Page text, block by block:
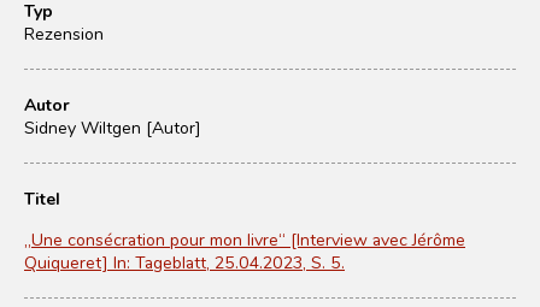
Typ
Rezension
Autor
Sidney Wiltgen [Autor]
Titel
„Une consécration pour mon livre“ [Interview avec Jérôme
Quiqueret] In: Tageblatt, 25.04.2023, S. 5.